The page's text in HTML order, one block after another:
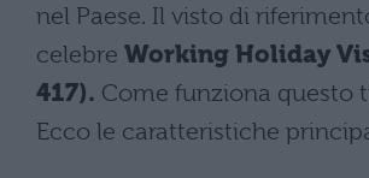
nel Paese. Il visto di
celebre Working Holiday
417). Come funziona questo
Ecco le caratteristiche